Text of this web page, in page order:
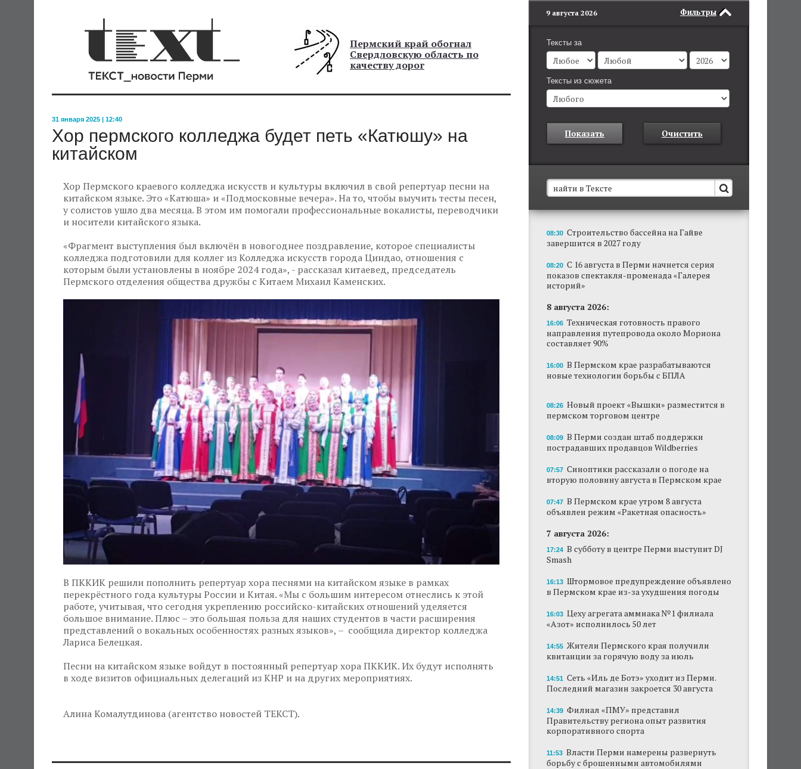
Пермский край обогнал
Свердловскую область по
качеству дорог
31 января 2025 | 12:40
Хор пермского колледжа будет петь «Катюшу» на
китайском
Хор Пермского краевого колледжа искусств и культуры включил в свой репертуар песни на
китайском языке. Это «Катюша» и «Подмосковные вечера». На то, чтобы выучить тесты песен,
у солистов ушло два месяца. В этом им помогали профессиональные вокалисты, переводчики
и носители китайского языка.
«Фрагмент выступления был включён в новогоднее поздравление, которое специалисты
колледжа подготовили для коллег из Колледжа искусств города Циндао, отношения с
которым были установлены в ноябре 2024 года», - рассказал китаевед, председатель
Пермского отделения общества дружбы с Китаем Михаил Каменских.
В ПККИК решили пополнить репертуар хора песнями на китайском языке в рамках
перекрёстного года культуры России и Китая. «Мы с большим интересом отнеслись к этой
работе, учитывая, что сегодня укреплению российско-китайских отношений уделяется
большое внимание. Плюс – это большая польза для наших студентов в части расширения
представлений о вокальных особенностях разных языков», – сообщила директор колледжа
Лариса Белецкая.
Песни на китайском языке войдут в постоянный репертуар хора ПККИК. Их будут исполнять
в ходе визитов официальных делегаций из КНР и на других мероприятиях.
Алина Комалутдинова (агентство новостей ТЕКСТ).
Фильтры
9 августа 2026
Тексты за
Тексты из сюжета
Показать Очистить
В Пермском крае установят новые станции
обнаружения беспилотников
Они используются для обнаружения и
отслеживания БПЛА в воздухе.
Новый проект «Вышки» разместится в
пермском торговом центре
В Перми создан штаб поддержки
пострадавших продавцов Wildberries
Сеть «Иль де Ботэ» уходит из Перми
Власти Перми намерены развернуть борьбу
с брошенными автомобилями
Продажи туров из Перми в Абхазию упали
на 30%
Власти вернулись к проекту большого
стадиона в Камской долине Перми
08:30 Строительство бассейна на Гайве
завершится в 2027 году
08:20 С 16 августа в Перми начнется серия
показов спектакля-променада «Галерея
историй»
8 августа 2026:
16:06 Техническая готовность правого
направления путепровода около Мориона
составляет 90%
16:00 В Пермском крае разрабатываются
новые технологии борьбы с БПЛА
08:26 Новый проект «Вышки» разместится в
пермском торговом центре
08:09 В Перми создан штаб поддержки
пострадавших продавцов Wildberries
07:57 Синоптики рассказали о погоде на
вторую половину августа в Пермском крае
07:47 В Пермском крае утром 8 августа
объявлен режим «Ракетная опасность»
7 августа 2026:
17:24 В субботу в центре Перми выступит DJ
Smash
16:13 Штормовое предупреждение объявлено
в Пермском крае из-за ухудшения погоды
16:03 Цеху агрегата аммиака №1 филиала
«Азот» исполнилось 50 лет
14:55 Жители Пермского края получили
квитанции за горячую воду за июль
14:51 Сеть «Иль де Ботэ» уходит из Перми.
Последний магазин закроется 30 августа
14:39 Филиал «ПМУ» представил
Правительству региона опыт развития
корпоративного спорта
11:53 Власти Перми намерены развернуть
борьбу с брошенными автомобилями